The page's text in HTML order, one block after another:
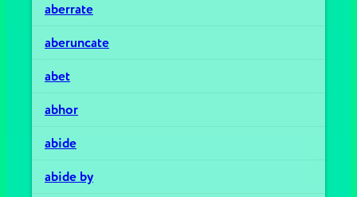
aberrate
aberuncate
abet
abhor
abide
abide by